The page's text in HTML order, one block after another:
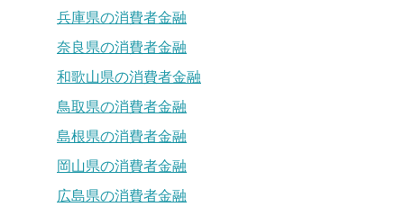
兵庫県の消費者金融
奈良県の消費者金融
和歌山県の消費者金融
鳥取県の消費者金融
島根県の消費者金融
岡山県の消費者金融
広島県の消費者金融